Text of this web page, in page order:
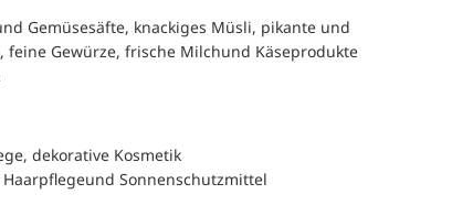
Gemüse­säfte, knackiges Müsli, pikante und
Gewürze, frische Milch­und Käseprodukte
dekorative Kosmetik
Sonnenschutzmittel